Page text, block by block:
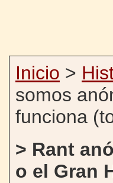
Inicio >
somos
funciona
> Rant
o el Gran